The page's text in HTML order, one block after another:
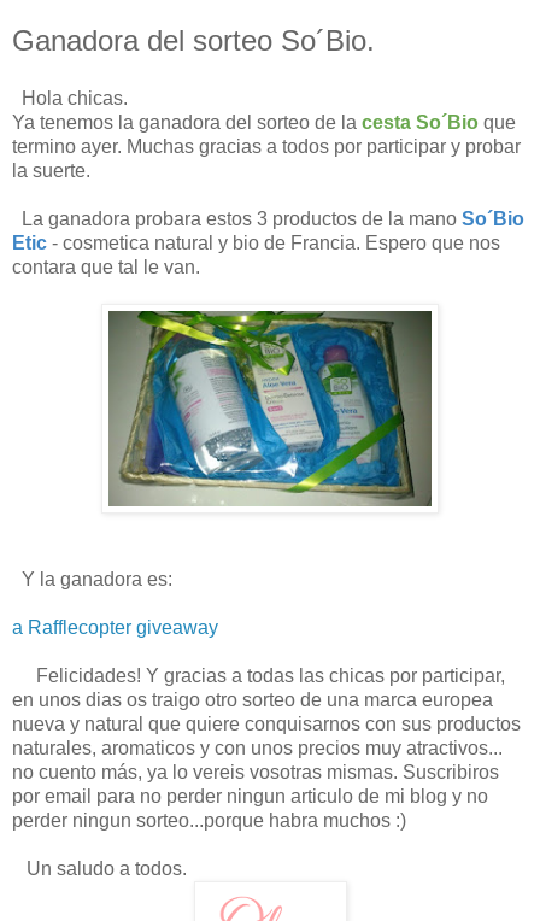
Ganadora del sorteo So´Bio.
Hola chicas.
Ya tenemos la ganadora del sorteo de la cesta So´Bio que
termino ayer. Muchas gracias a todos por participar y probar
la suerte.
La ganadora probara estos 3 productos de la mano So´Bio
Etic - cosmetica natural y bio de Francia. Espero que nos
contara que tal le van.
Y la ganadora es:
a Rafflecopter giveaway
Felicidades! Y gracias a todas las chicas por participar,
en unos dias os traigo otro sorteo de una marca europea
nueva y natural que quiere conquisarnos con sus productos
naturales, aromaticos y con unos precios muy atractivos...
no cuento más, ya lo vereis vosotras mismas. Suscribiros
por email para no perder ningun articulo de mi blog y no
perder ningun sorteo...porque habra muchos :)
Un saludo a todos.